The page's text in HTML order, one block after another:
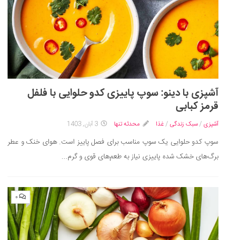
آشپزی با دینو: سوپ پاییزی کدو حلوایی با فلفل
قرمز کبابی
آشپزی /سبک زندگی /غذا محدثه تنها 3 آبان, 1403
سوپ کدو حلوایی یک سوپ مناسب برای فصل پاییز است. هوای خنک و عطر
برگ‌های خشک شده پاییزی نیاز به طعم‌های قوی و گرم...
۰